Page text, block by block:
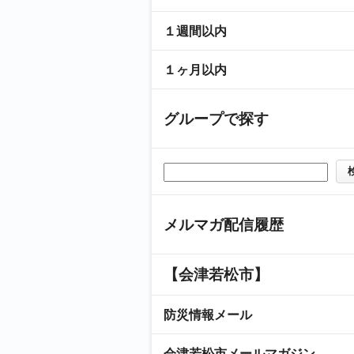
１週間以内
１ヶ月以内
グループで探す
メルマガ配信履歴
【会津若松市】
防災情報メール